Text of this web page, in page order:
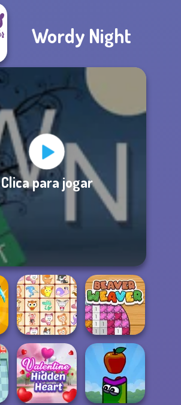
Wordy Night
Clica para jogar
Dream Pet Link Beaver Weaver